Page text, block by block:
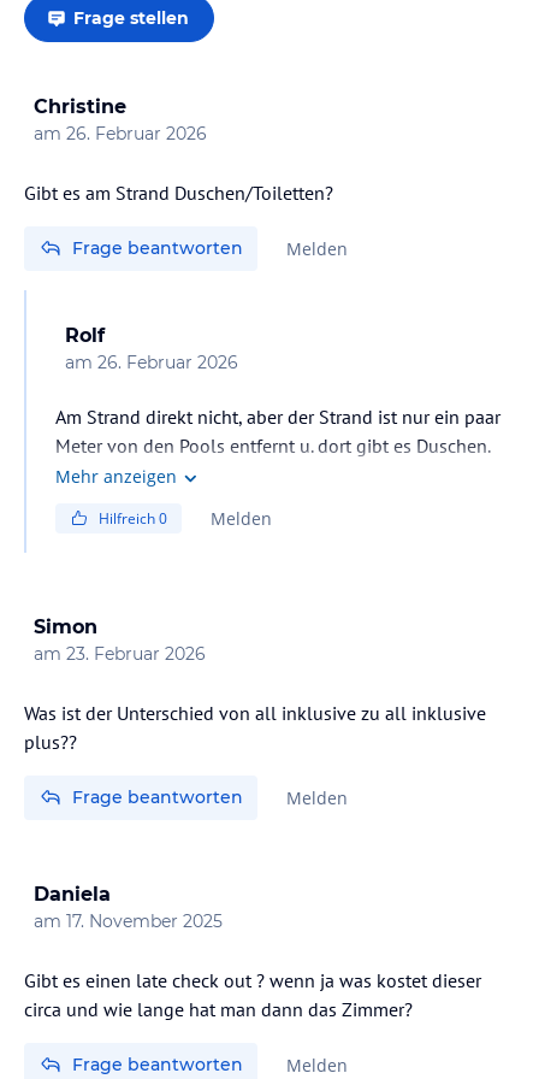
- 327 Zimmer und Suiten, 13 Strandvillen mit großem privaten
- Kostenloser Wi-Fi Zugang
- Express Wäscherei- und Reinigungsservice
- Mehrsprachiges Personal
- 24 Stunden Sicherheitsdienst
- Tesla Stromtankstelle
Im Saadiyat Rotana Resort & Villas nehmen wir Ihre Bedürfnisse
vorweg und lassen der Sicherheit und dem Komfort eines jeden
Gastes äußerste Wichtigkeit zukommen. Unser Resort wurde
sorgfältig durchdacht, um leichten Zugang zuzusichern. Zusätzlich
sind mehrere unserer Teammitglieder darin geschult, sich um die
Bedürfnisse unserer Gäste zu kümmern.
- Parkdienst verfügbar
Gästezimmern
- Evakuierungs-Rollstühle
Leicht zugängliche Bereiche
- Kids Club
- Restaurants
Einrichtungen der Zimmer mit leichter Zugänglichkeit
- Rollstuhlgerechte Türen
Frage stellen
Christine
am 26. Februar 2026
Gibt es am Strand Duschen/Toiletten?
Frage beantworten Melden
Rolf
am 26. Februar 2026
Am Strand direkt nicht, aber der Strand ist nur ein paar
Meter von den Pools entfernt u. dort gibt es Duschen.
Mehr anzeigen
Hilfreich0 Melden
Simon
am 23. Februar 2026
Was ist der Unterschied von all inklusive zu all inklusive
plus??
Frage beantworten Melden
Daniela
am 17. November 2025
Gibt es einen late check out ? wenn ja was kostet dieser
circa und wie lange hat man dann das Zimmer?
Frage beantworten Melden